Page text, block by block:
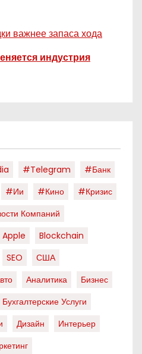
важнее запаса хода
индустрия
#telegram
#банк
#ии #кино
#кризис
Компаний
Apple
Blockchain
SEO
США
Аналитика
Бизнес
Бухгалтерские Услуги
Дизайн
Интерьер